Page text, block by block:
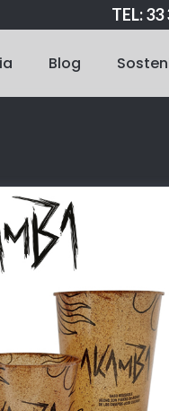
TEL:
Blog